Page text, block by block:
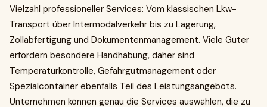
Vielzahl professioneller Services: Vom klassischen Lkw-
Transport über Intermodalverkehr bis zu Lagerung,
Zollabfertigung und Dokumentenmanagement. Viele Güter
erfordern besondere Handhabung, daher sind
Temperaturkontrolle, Gefahrgutmanagement oder
Spezialcontainer ebenfalls Teil des Leistungsangebots.
Unternehmen können genau die Services auswählen, die zu